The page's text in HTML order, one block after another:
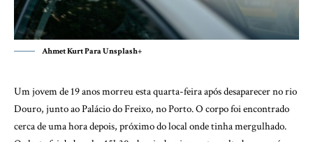
Ahmet Kurt Para Unsplash+
Um jovem de 19 anos morreu esta quarta-feira após desaparecer no rio
Douro, junto ao Palácio do Freixo, no Porto. O corpo foi encontrado
cerca de uma hora depois, próximo do local onde tinha mergulhado.